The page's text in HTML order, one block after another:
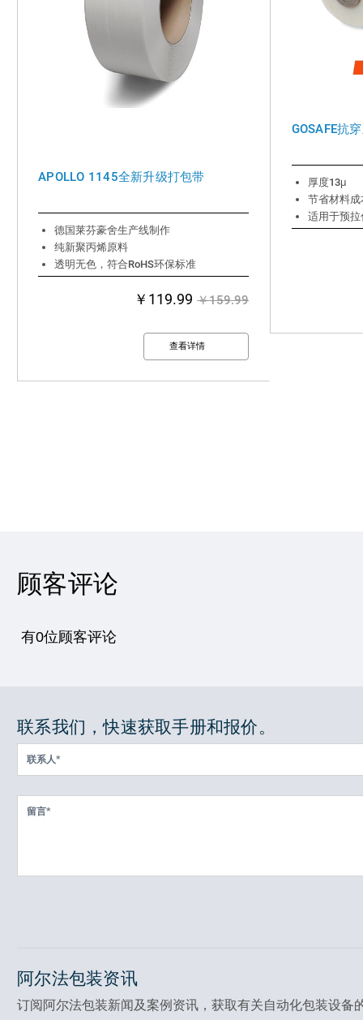
APOLLO 1145全新升级打包带
德国莱芬豪舍生产线制作
纯新聚丙烯原料
透明无色，符合RoHS环保标准
￥119.99 ￥159.99
查看详情
GOSAFE抗
厚度13μ
节省材料成
适用于预
顾客评论
有0位顾客评论
联系我们，快速获取手册和报价。
阿尔法包装资讯
订阅阿尔法包装新闻及案例资讯，获取有关自动化包装设备